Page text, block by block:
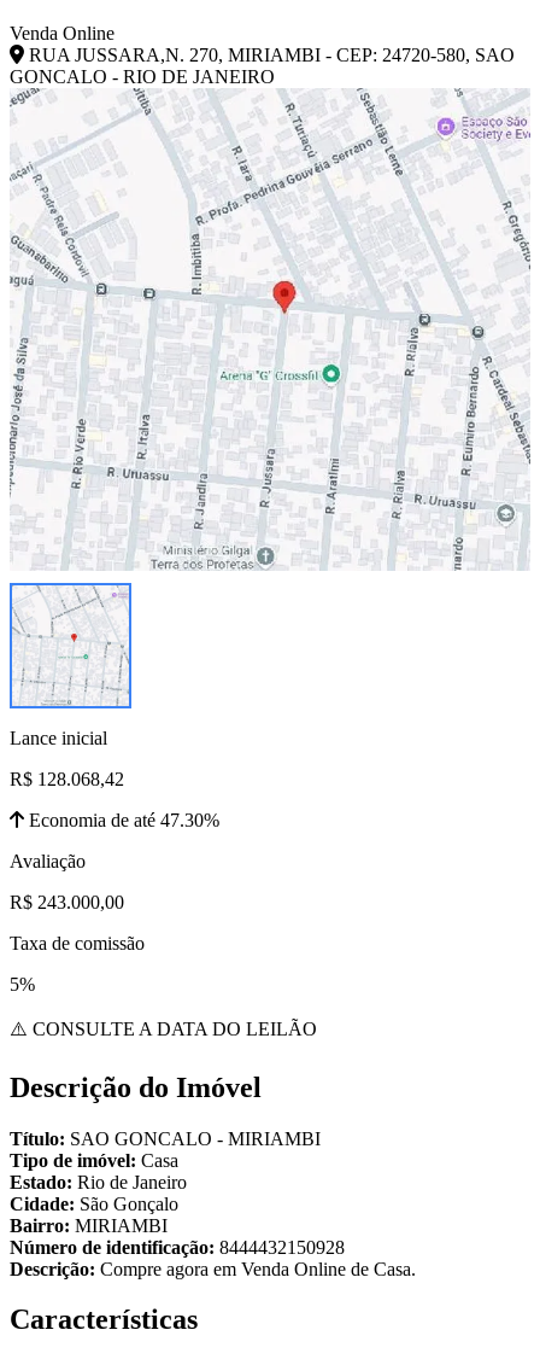
Venda Online
RUA JUSSARA,N. 270, MIRIAMBI - CEP: 24720-580, SAO
GONCALO - RIO DE JANEIRO
Lance inicial
R$ 128.068,42
Economia de até 47.30%
Avaliação
R$ 243.000,00
Taxa de comissão
5%
⚠️ CONSULTE A DATA DO LEILÃO
Descrição do Imóvel
Título: SAO GONCALO - MIRIAMBI
Tipo de imóvel: Casa
Estado: Rio de Janeiro
Cidade: São Gonçalo
Bairro: MIRIAMBI
Número de identificação: 8444432150928
Descrição: Compre agora em Venda Online de Casa.
Características